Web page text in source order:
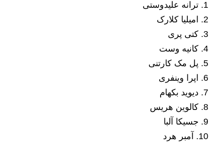
ترانه علیدوستی
امیلیا کلارک
کتی پری
کانیه وست
پل مک کارتنی
اپرا وینفری
دیوید بکهام
کالوین هریس
جسیکا آلبا
آمبر هرد